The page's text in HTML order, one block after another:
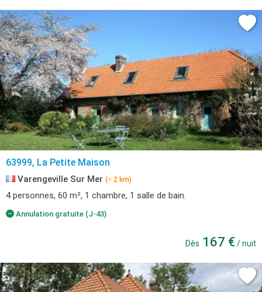
63999, La Petite Maison
Varengeville Sur Mer (≈ 2 km)
4 personnes, 60 m², 1 chambre, 1 salle de bain.
Annulation gratuite (J-43)
Dès 167 € / nuit